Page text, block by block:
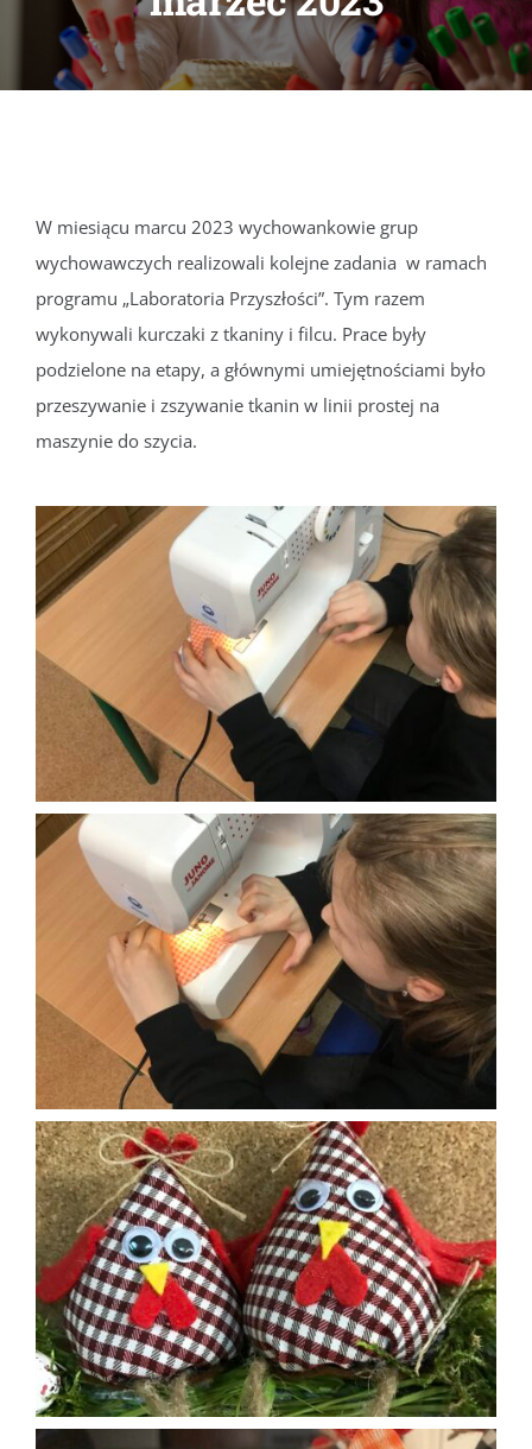
DOKUMENTY
PROJEKTY
WYKUS
KONTAKT
W miesiącu marcu 2023 wychowankowie grup
wychowawczych realizowali kolejne zadania w ramach
programu „Laboratoria Przyszłości”. Tym razem
wykonywali kurczaki z tkaniny i filcu. Prace były
podzielone na etapy, a głównymi umiejętnościami było
przeszywanie i zszywanie tkanin w linii prostej na
maszynie do szycia.